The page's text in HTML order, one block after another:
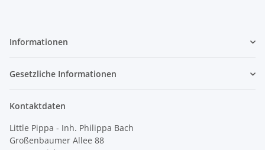
Informationen
Gesetzliche Informationen
Kontaktdaten
Little Pippa - Inh. Philippa Bach
Großenbaumer Allee 88